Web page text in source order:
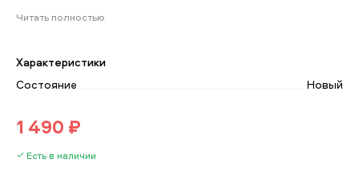
нежить.Фантастическая прорисовка мельчайших
ограниченным тиражом. Обладает
дополнительными элементами: два меча, хвост на
Warcraft.
Читать полностью
Характеристики
Состояние
Новый
1 490 ₽
Есть в наличии